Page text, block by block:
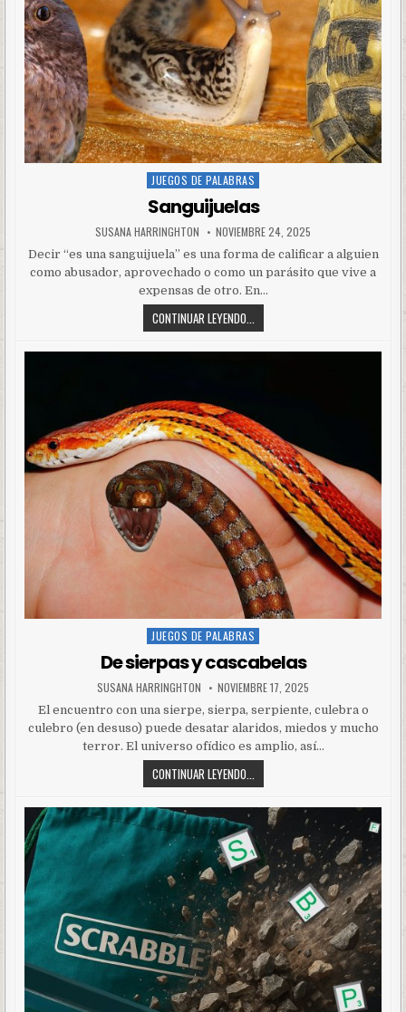
Posted
in
JUEGOS DE PALABRAS
Sanguijuelas
SUSANA HARRINGHTON NOVIEMBRE 24, 2025
Decir “es una sanguijuela” es una forma de calificar a alguien
como abusador, aprovechado o como un parásito que vive a
expensas de otro. En…
CONTINUAR LEYENDO...
Posted
JUEGOS DE PALABRAS
De sierpas y cascabelas
SUSANA HARRINGHTON NOVIEMBRE 17, 2025
El encuentro con una sierpe, sierpa, serpiente, culebra o
culebro (en desuso) puede desatar alaridos, miedos y mucho
terror. El universo ofídico es amplio, así…
CONTINUAR LEYENDO...